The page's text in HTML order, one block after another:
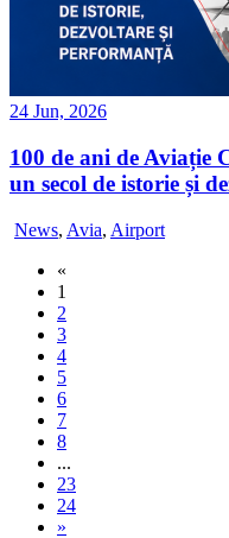
24 Jun, 2026
100 de ani de Aviație
un secol de istorie și
News, Avia, Airport
«
1
2
3
4
5
6
7
8
...
23
24
»